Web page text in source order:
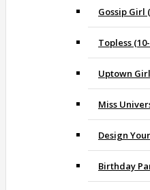
Gossip Girl
Topless
Uptown
Miss
Design
Birthday